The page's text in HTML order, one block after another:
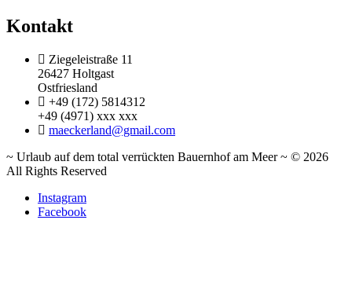
Kontakt
Ziegeleistraße 11
26427 Holtgast
Ostfriesland
+49 (172) 5814312
+49 (4971) xxx xxx
maeckerland@gmail.com
~ Urlaub auf dem total verrückten Bauernhof am Meer ~ © 2026
All Rights Reserved
Instagram
Facebook